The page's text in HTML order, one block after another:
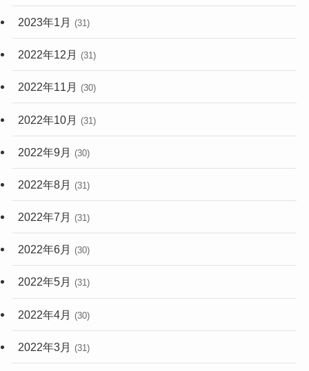
2023年1月 (31)
2022年12月 (31)
2022年11月 (30)
2022年10月 (31)
2022年9月 (30)
2022年8月 (31)
2022年7月 (31)
2022年6月 (30)
2022年5月 (31)
2022年4月 (30)
2022年3月 (31)